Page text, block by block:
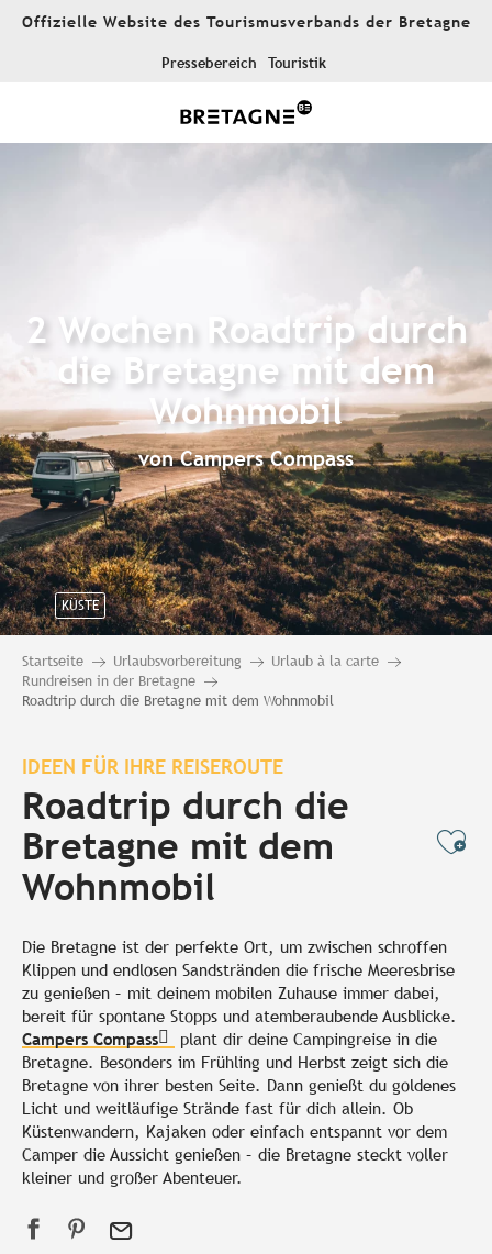
AllerOffizielle Website des Tourismusverbands der Bretagne
Pressebereich Touristik
2 Wochen Roadtrip durch
die Bretagne mit dem
Wohnmobil
von Campers Compass
KÜSTE
Startseite Urlaubsvorbereitung
Urlaub à la carte
Rundreisen in der Bretagne
Roadtrip durch die Bretagne mit dem Wohnmobil
IDEEN FÜR IHRE REISEROUTE
Roadtrip durch die
Bretagne mit dem
Wohnmobil
Die Bretagne ist der perfekte Ort, um zwischen schroffen
Klippen und endlosen Sandstränden die frische Meeresbrise
zu genießen – mit deinem mobilen Zuhause immer dabei,
bereit für spontane Stopps und atemberaubende Ausblicke.
Campers Compass
plant dir deine Campingreise in die
Bretagne. Besonders im Frühling und Herbst zeigt sich die
Bretagne von ihrer besten Seite. Dann genießt du goldenes
Licht und weitläufige Strände fast für dich allein. Ob
Küstenwandern, Kajaken oder einfach entspannt vor dem
Camper die Aussicht genießen – die Bretagne steckt voller
kleiner und großer Abenteuer.